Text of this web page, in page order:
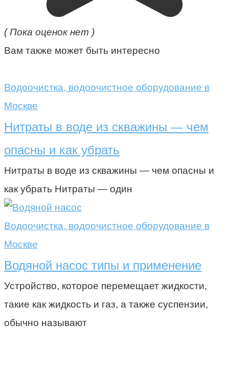
( Пока оценок нет )
Вам также может быть интересно
Водоочистка, водоочистное оборудование в
Москве
Нитраты в воде из скважины — чем
опасны и как убрать
Нитраты в воде из скважины — чем опасны и
как убрать Нитраты — один
Водоочистка, водоочистное оборудование в
Москве
Водяной насос типы и применение
Устройство, которое перемещает жидкости,
такие как жидкость и газ, а также суспензии,
обычно называют